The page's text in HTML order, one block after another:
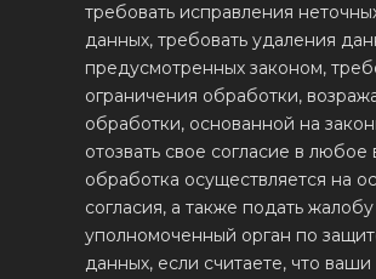
требовать исправления
данных, требовать удаления
предусмотренных законом,
ограничения обработки,
обработки, основанной на
отозвать свое согласие в любое
обработка осуществляется на
согласия, а также подать жалобу
уполномоченный орган по
данных, если считаете, что ваши